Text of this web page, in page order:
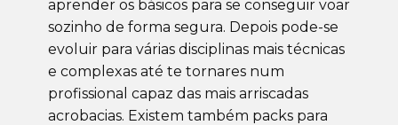
aprender os básicos para se conseguir voar
sozinho de forma segura. Depois pode-se
evoluir para várias disciplinas mais técnicas
e complexas até te tornares num
profissional capaz das mais arriscadas
acrobacias. Existem também packs para